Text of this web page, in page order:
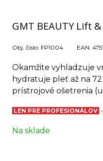
GMT BEAUTY Lift
Obj. čislo: FP1004 EAN:
Okamžite vyhladzuje
hydratuje pleť až na
prístrojové ošetrenia
LEN PRE PROFESIONÁLOV -
Na sklade